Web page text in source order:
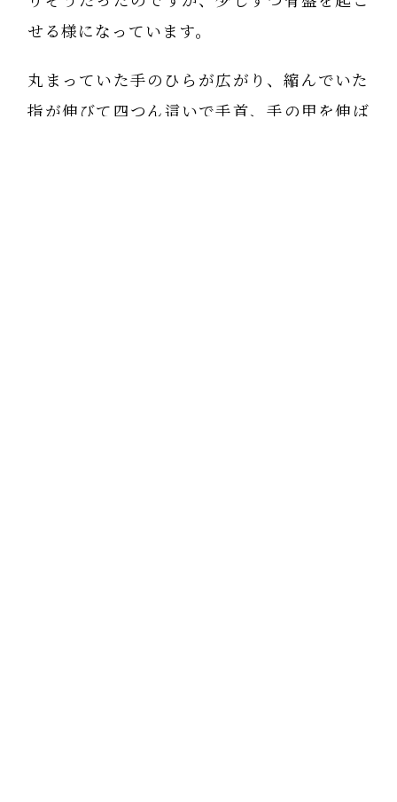
せる様になっています。
丸まっていた手のひらが広がり、縮んでいた
指が伸びて四つん這いで手首、手の甲を伸ば